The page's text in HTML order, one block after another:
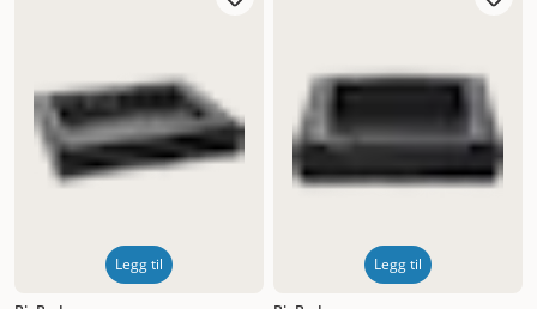
Legg til Legg til